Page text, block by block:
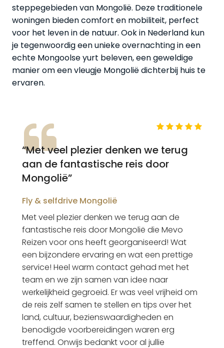
steppegebieden van Mongolië. Deze traditionele
woningen bieden comfort en mobiliteit, perfect
voor het leven in de natuur. Ook in Nederland kun
je tegenwoordig een unieke overnachting in een
echte Mongoolse yurt beleven, een geweldige
manier om een vleugje Mongolië dichterbij huis te
ervaren.
“Met veel plezier denken we terug
aan de fantastische reis door
Mongolië”
Fly & selfdrive Mongolië
Met veel plezier denken we terug aan de
fantastische reis door Mongolië die Mevo
Reizen voor ons heeft georganiseerd! Wat
een bijzondere ervaring en wat een prettige
service! Heel warm contact gehad met het
team en we zijn samen van idee naar
werkelijkheid gegroeid. Er was veel vrijheid om
de reis zelf samen te stellen en tips over het
land, cultuur, bezienswaardigheden en
benodigde voorbereidingen waren erg
treffend. Onwijs bedankt voor al jullie